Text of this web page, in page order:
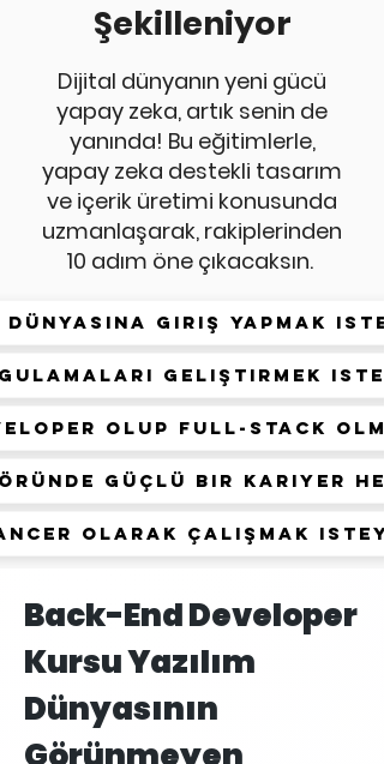
Şekilleniyor
Dijital dünyanın yeni gücü
yapay zeka, artık senin de
yanında! Bu eğitimlerle,
yapay zeka destekli tasarım
ve içerik üretimi konusunda
uzmanlaşarak, rakiplerinden
10 adım öne çıkacaksın.
dünyasına giriş yapmak
geliştirmek
olup Full-Stack
güçlü bir kariyer
olarak çalışmak
Back-End Developer
Kursu Yazılım
Dünyasının